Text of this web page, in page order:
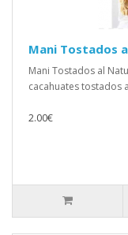
Mani Tostados
Mani Tostados al
cacahuates tostados
2.00€